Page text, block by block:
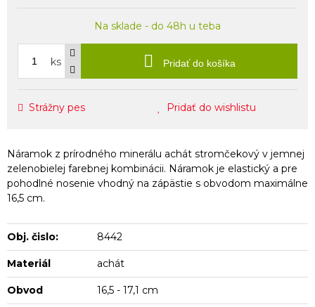
Na sklade - do 48h u teba
ks Pridať do košíka
Strážny pes Pridať do wishlistu
Náramok z prírodného minerálu achát stromčekový v jemnej
zelenobielej farebnej kombinácii. Náramok je elastický a pre
pohodlné nosenie vhodný na zápästie s obvodom maximálne
16,5 cm.
Obj. čislo: 8442
Materiál achát
Obvod 16,5 - 17,1 cm